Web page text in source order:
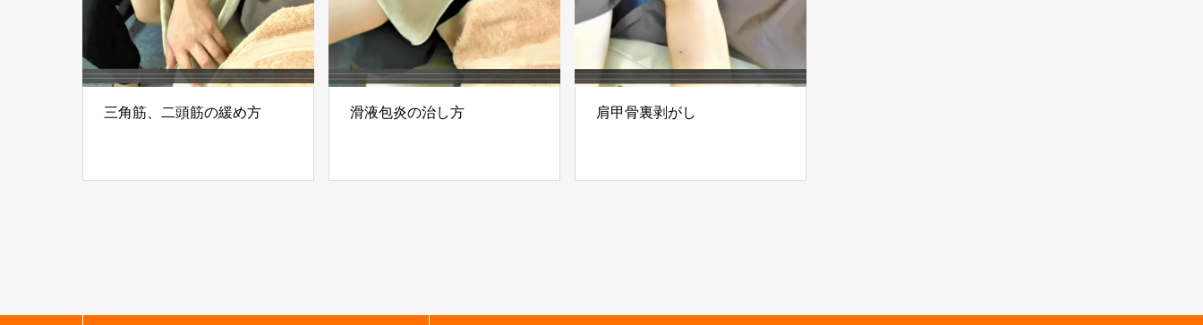
三角筋、二頭筋の緩め方 滑液包炎の治し方 肩甲骨裏剥がし